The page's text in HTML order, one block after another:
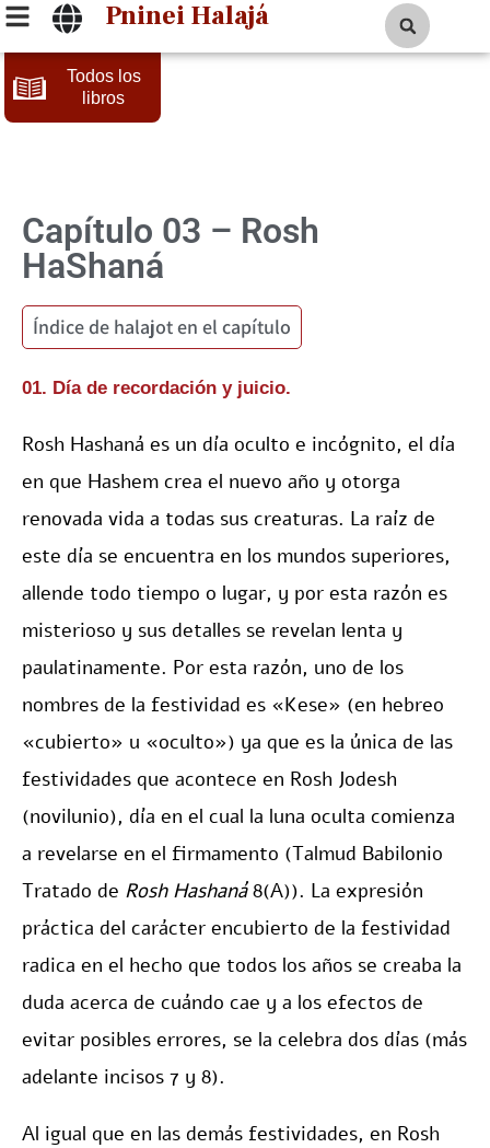
Pninei Halajá
Todos los
libros
03 – Rosh
HaShaná
Índice de halajot en el capítulo
01. Día de recordación y juicio.
Rosh Hashaná es un día oculto e incógnito, el día
en que Hashem crea el nuevo año y otorga
renovada vida a todas sus creaturas. La raíz de
este día se encuentra en los mundos superiores,
allende todo tiempo o lugar, y por esta razón es
misterioso y sus detalles se revelan lenta y
paulatinamente. Por esta razón, uno de los
nombres de la festividad es «Kese» (en hebreo
«cubierto» u «oculto») ya que es la única de las
festividades que acontece en Rosh Jodesh
(novilunio), día en el cual la luna oculta comienza
a revelarse en el firmamento (Talmud Babilonio
Tratado de Rosh Hashaná8(A)). La expresión
práctica del carácter encubierto de la festividad
radica en el hecho que todos los años se creaba la
duda acerca de cuándo cae y a los efectos de
evitar posibles errores, se la celebra dos días (más
adelante incisos 7 y 8).
Al igual que en las demás festividades, en Rosh